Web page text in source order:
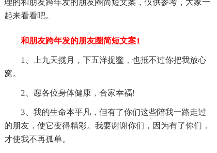
理的和朋友跨年发的朋友圈简短文案，仅供参考，大家一
起来看看吧。
和朋友跨年发的朋友圈简短文案1
1、上九天揽月，下五洋捉鳖，也抵不过你把我放心
窝。
2、愿各位身体健康，合家幸福!
3、我的生命本平凡，但有了你们这些陪我一路走过
的朋友，使它变得精彩。我要谢谢你们，因为有了你们，
才使我不再孤单。